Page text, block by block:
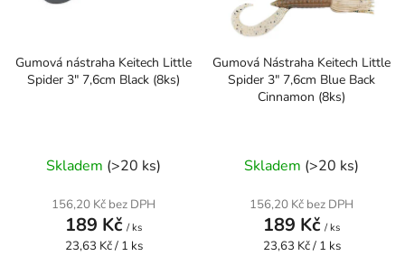
ů
o
Gumová nástraha Keitech Little
Spider 3" 7,6cm Black (8ks)
Skladem (>20 ks)
156,20 Kč bez DPH
189 Kč / ks
Měrná
23,63 Kč / 1 ks
Gumová Nástraha Keitech Little
Spider 3" 7,6cm Blue Back
Cinnamon (8ks)
Skladem (>20 ks)
156,20 Kč bez DPH
189 Kč / ks
Měrná
23,63 Kč / 1 ks